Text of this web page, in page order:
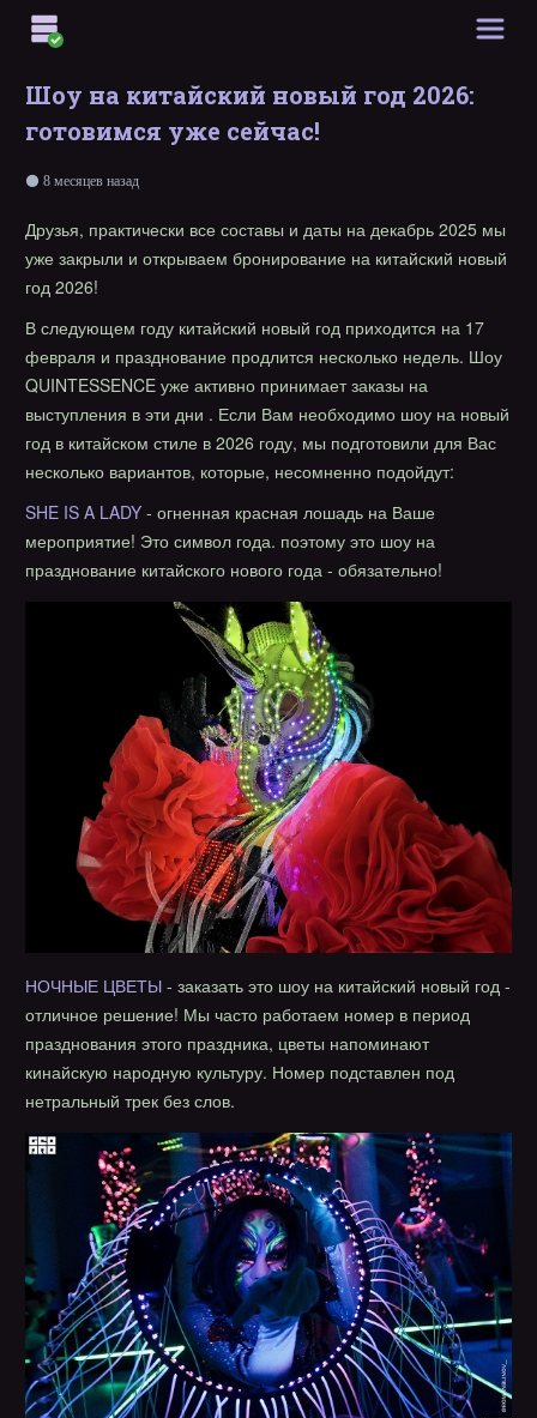
Шоу на китайский новый год 2026:
готовимся уже сейчас!
8 месяцев назад
Друзья, практически все составы и даты на декабрь 2025 мы
уже закрыли и открываем бронирование на китайский новый
год 2026!
В следующем году китайский новый год приходится на 17
февраля и празднование продлится несколько недель. Шоу
QUINTESSENCE уже активно принимает заказы на
выступления в эти дни . Если Вам необходимо шоу на новый
год в китайском стиле в 2026 году, мы подготовили для Вас
несколько вариантов, которые, несомненно подойдут:
SHE IS A LADY - огненная красная лошадь на Ваше
мероприятие! Это символ года. поэтому это шоу на
празднование китайского нового года - обязательно!
НОЧНЫЕ ЦВЕТЫ - заказать это шоу на китайский новый год -
отличное решение! Мы часто работаем номер в период
празднования этого праздника, цветы напоминают
кинайскую народную культуру. Номер подставлен под
нетральный трек без слов.